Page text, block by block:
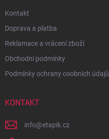
Kontakt
Doprava a platba
Reklamace a vrácení zboží
Obchodní podmínky
Podmínky ochrany osobních údajů
KONTAKT
info@etapik.cz